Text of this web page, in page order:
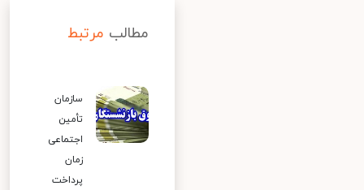
مطالب مرتبط
سازمان
تأمین
اجتماعی
زمان
پرداخت